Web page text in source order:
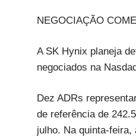
NEGOCIAÇÃO
A SK Hynix planeja
negociados na
Dez ADRs
de referência de
julho. Na quinta-feira,